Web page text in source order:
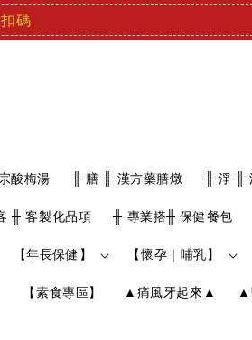
查看
酸梅湯 ╫ 膳 ╫ 漢方藥膳燉 ╫ 淨 ╫
╫ 客製化品項 ╫ 專業搭╫ 保健餐包
【年長保健】 【懷孕｜哺乳】
【素食專區】 ▲痛風牙起來▲ ▲